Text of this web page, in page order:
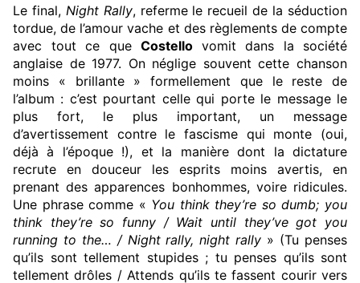
Le final, Night Rally, referme le recueil de la séduction
tordue, de l’amour vache et des règlements de compte
avec tout ce que Costello vomit dans la société
anglaise de 1977. On néglige souvent cette chanson
moins « brillante » formellement que le reste de
l’album : c’est pourtant celle qui porte le message le
plus fort, le plus important, un message
d’avertissement contre le fascisme qui monte (oui,
déjà à l’époque !), et la manière dont la dictature
recrute en douceur les esprits moins avertis, en
prenant des apparences bonhommes, voire ridicules.
Une phrase comme « You think they’re so dumb; you
think they’re so funny / Wait until they’ve got you
running to the… / Night rally, night rally » (Tu penses
qu’ils sont tellement stupides ; tu penses qu’ils sont
tellement drôles / Attends qu’ils te fassent courir vers